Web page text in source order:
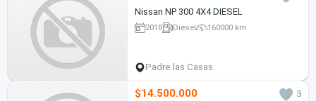
Nissan NP 300 4X4 DIESEL
2018 Diesel 160000 km
Padre las Casas
$14.500.000
3